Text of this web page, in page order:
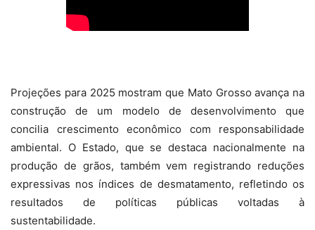
Projeções para 2025 mostram que Mato Grosso avança na
construção de um modelo de desenvolvimento que
concilia crescimento econômico com responsabilidade
ambiental. O Estado, que se destaca nacionalmente na
produção de grãos, também vem registrando reduções
expressivas nos índices de desmatamento, refletindo os
resultados de políticas públicas voltadas à
sustentabilidade.